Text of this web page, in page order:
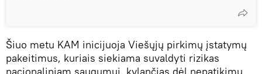
Šiuo metu KAM inicijuoja Viešųjų pirkimų įstatymų
pakeitimus, kuriais siekiama suvaldyti rizikas
nacionaliniam saugumui, kylančias dėl nepatikimų